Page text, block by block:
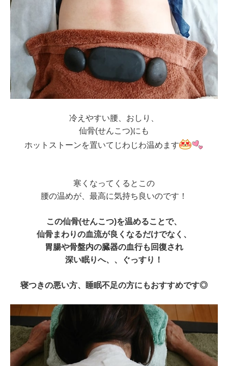
冷えやすい腰、おしり、
仙骨(せんこつ)にも
ホットストーンを置いてじわじわ温めます
寒くなってくるとこの
腰の温めが、最高に気持ち良いのです！
この仙骨(せんこつ)を温めることで、
仙骨まわりの血流が良くなるだけでなく、
胃腸や骨盤内の臓器の血行も回復され
深い眠りへ、、ぐっすり！
寝つきの悪い方、睡眠不足の方にもおすすめです◎